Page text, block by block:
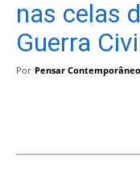
nas celas
Guerra
Por Pensar Contemporâneo